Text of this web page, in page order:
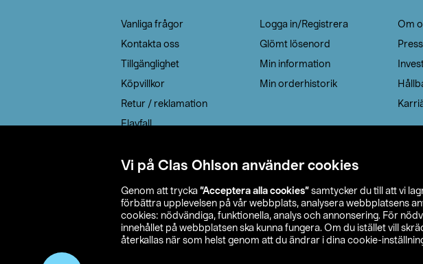
Vi på Clas Ohlson använder cookies
Genom att trycka ”Acceptera alla cookies” samtycker du till att vi
förbättra upplevelsen på vår webbplats, analysera webbplatsens
cookies: nödvändiga, funktionella, analys och annonsering. För
innehållet på webbplatsen ska kunna fungera. Om du istället vill
återkallas när som helst genom att du ändrar i dina cookie-
Vanliga frågor
Kontakta oss
Tillgänglighet
Köpvillkor
Retur / reklamation
Elavfall
Leveransalternativ
Logga in/Registrera
Glömt lösenord
Min information
Min orderhistorik
Om
Press